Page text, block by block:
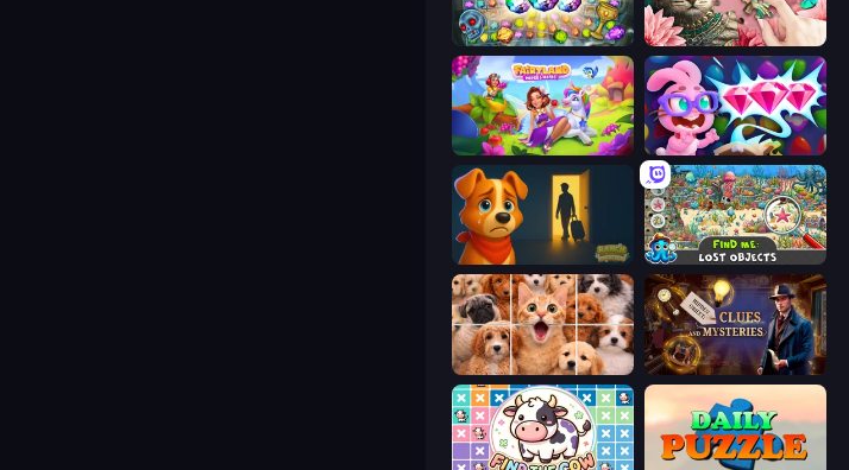
Forgotten Treasure 2 Favorite Puzzles
Fairyland Merge & Magic Skydom: Reforged
Ranch Adventures Find Me: Lost Objects
Jigpic Solitaire Hidden Object: Clues and Mysteries